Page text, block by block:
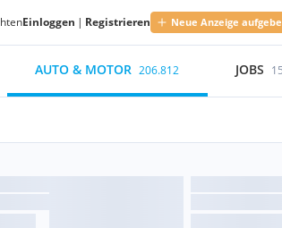
Einloggen | Registrieren Neue Anzeige
AUTO & MOTOR 206.812 JOBS